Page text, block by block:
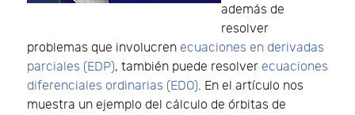
además de
resolver
problemas que involucren ecuaciones en derivadas
parciales (EDP), también puede resolver ecuaciones
diferenciales ordinarias (EDO). En el artículo nos
muestra un ejemplo del cálculo de órbitas de